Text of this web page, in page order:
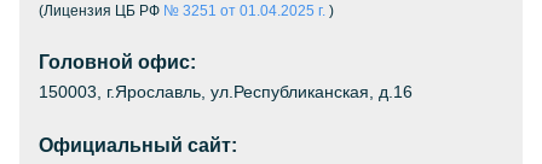
(Лицензия ЦБ РФ № 3251 от 01.04.2025 г. )
Головной офис:
150003, г.Ярославль, ул.Республиканская, д.16
Официальный сайт: